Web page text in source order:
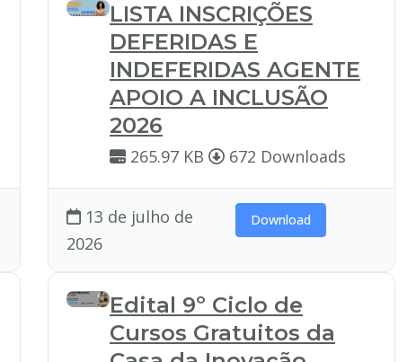
LISTA INSCRIÇÕES
DEFERIDAS E
INDEFERIDAS AGENTE
APOIO A INCLUSÃO
2026
265.97 KB 672 Downloads
13 de julho de
2026
Download
Edital 9º Ciclo de
Cursos Gratuitos da